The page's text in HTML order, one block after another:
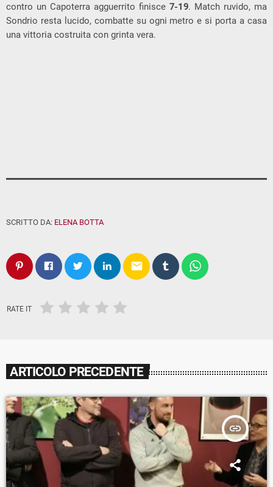
contro un Capoterra agguerrito finisce 7-19. Match ruvido, ma
Sondrio resta lucido, combatte su ogni metro e si porta a casa
una vittoria costruita con grinta vera.
SCRITTO DA: ELENA BOTTA
email
RATE IT
ARTICOLO PRECEDENTE
insert_link